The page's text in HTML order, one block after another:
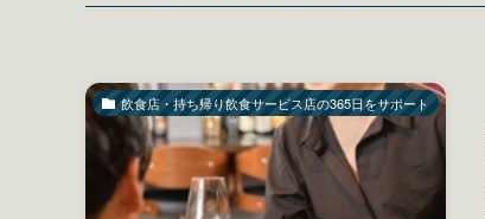
飲食店・持ち帰り飲食サービス店の365日をサポート